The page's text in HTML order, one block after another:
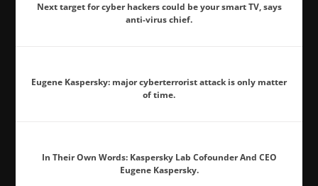
Next target for cyber hackers could be your smart TV, says
anti-virus chief.
Eugene Kaspersky: major cyberterrorist attack is only matter
of time.
In Their Own Words: Kaspersky Lab Cofounder And CEO
Eugene Kaspersky.